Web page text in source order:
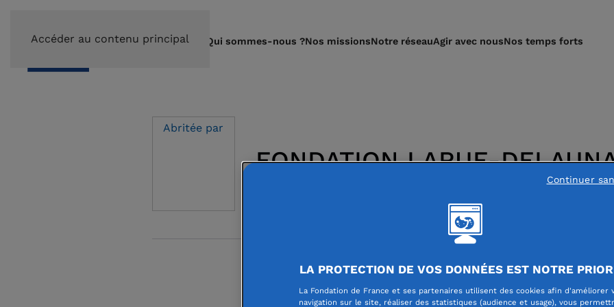
Accéder au contenu principal Qui sommes-nous ?Nos missionsNotre réseauAgir avec nousNos temps forts
Abritée par
FONDATION LARUE-
La Fondation Larue-Delaunay a pour objectifs
soutenir de jeunes chercheurs en
LA PROTECTION DE VOS DONNÉES EST NOTRE
La Fondation de France et ses partenaires utilisent des cookies afin d'améliorer
navigation sur le site, réaliser des statistiques (audience et usage), vous
Continuer